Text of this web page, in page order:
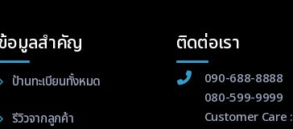
อมูลสำคัญ
ป้านทะเบียนทั้งหมด
รีวิวจากลูกค้า
ติดต่อเรา
090-688-8888
080-599-9999
Customer Care :